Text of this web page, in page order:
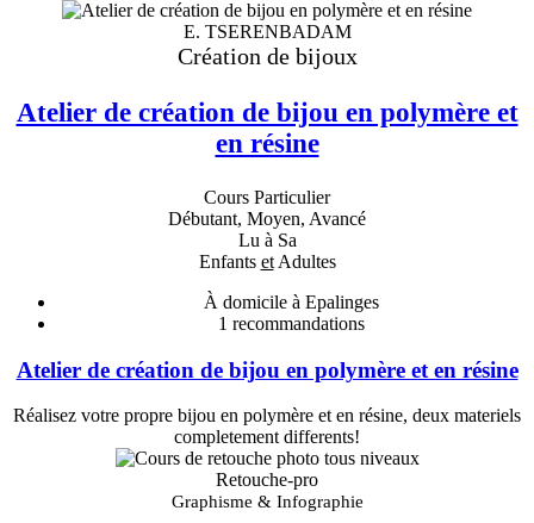
E. TSERENBADAM
Création de bijoux
Atelier de création de bijou en polymère et
en résine
Cours Particulier
Débutant, Moyen, Avancé
Lu à Sa
Enfants etAdultes
À domicile à Epalinges
1 recommandations
Atelier de création de bijou en polymère et en résine
Réalisez votre propre bijou en polymère et en résine, deux materiels
completement differents!
Retouche-pro
Graphisme & Infographie